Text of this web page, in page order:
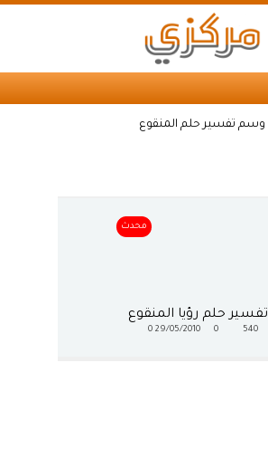
وسم تفسير حلم المنقوع
محدث
تفسير حلم رؤيا المنقوع
540
29/05/2010
0